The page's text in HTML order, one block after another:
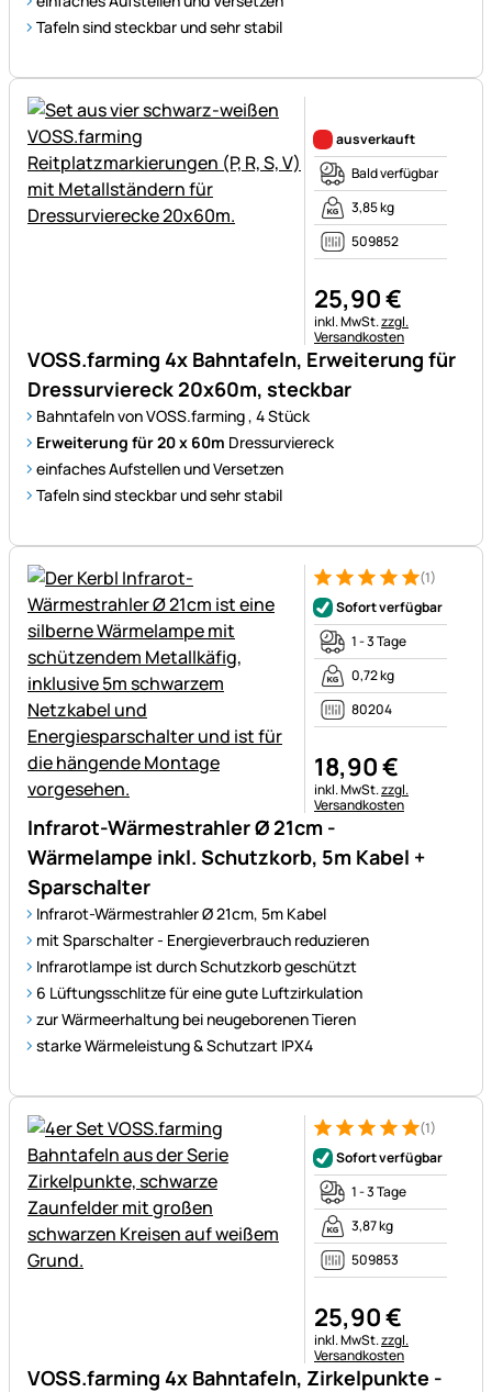
Tafeln sind steckbar und sehr stabil
VOSS.farming 4x Bahntafeln, Erweiterung für
Dressurviereck 20x60m, steckbar
Bahntafeln von VOSS.farming , 4 Stück
Erweiterung für 20 x 60m Dressurviereck
einfaches Aufstellen und Versetzen
Tafeln sind steckbar und sehr stabil
ausverkauft
Bald verfügbar
3,85 kg
509852
25,90€
Steuerhinweis:
inkl. MwSt.zzgl.
Versandkosten
Infrarot-Wärmestrahler Ø 21cm -
Wärmelampe inkl. Schutzkorb, 5m Kabel +
Sparschalter
Infrarot-Wärmestrahler Ø 21cm, 5m Kabel
mit Sparschalter - Energieverbrauch reduzieren
Infrarotlampe ist durch Schutzkorb geschützt
6 Lüftungsschlitze für eine gute Luftzirkulation
zur Wärmeerhaltung bei neugeborenen Tieren
starke Wärmeleistung & Schutzart IPX4
Bewertung: 5 von 5 (1
1 Bewertung
(1)
Sofort verfügbar
1 - 3 Tage
0,72 kg
80204
18,90€
Steuerhinweis:
inkl. MwSt.zzgl.
Versandkosten
VOSS.farming 4x Bahntafeln, Zirkelpunkte -
Bewertung: 5 von 5 (1
1 Bewertung
(1)
Sofort verfügbar
1 - 3 Tage
3,87 kg
509853
25,90€
Steuerhinweis:
inkl. MwSt.zzgl.
Versandkosten